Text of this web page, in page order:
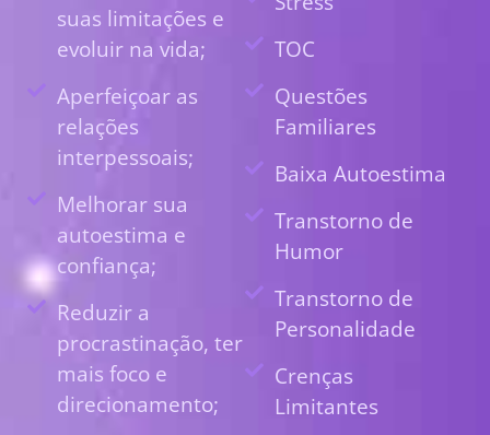
suas limitações e
evoluir na vida;
Aperfeiçoar as
relações
interpessoais;
Melhorar sua
autoestima e
confiança;
Reduzir a
procrastinação, ter
mais foco e
direcionamento;
TOC
Questões
Familiares
Baixa Autoestima
Transtorno de
Humor
Transtorno de
Personalidade
Crenças
Limitantes